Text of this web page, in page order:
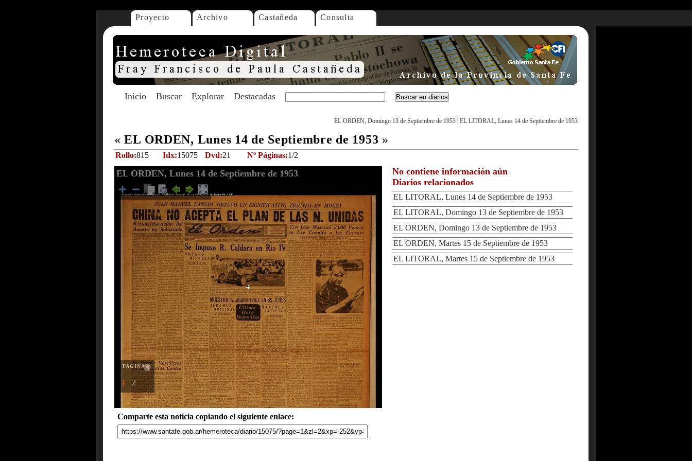
Proyecto Archivo Castañeda Consulta
Inicio Buscar Explorar Destacadas
EL ORDEN, Domingo 13 de Septiembre de 1953 EL LITORAL, Lunes 14 de Septiembre de 1953
« EL ORDEN, Lunes 14 de Septiembre de 1953 »
Rollo:815 Idx:15075 Dvd:21 Nº Páginas:1/2
EL ORDEN, Lunes 14 de Septiembre de 1953
PAGINAS
1 2
Comparte esta noticia copiando el siguiente enlace:
No contiene información aún
Diarios relacionados
EL LITORAL, Lunes 14 de Septiembre de 1953
EL LITORAL, Domingo 13 de Septiembre de 1953
EL ORDEN, Domingo 13 de Septiembre de 1953
EL ORDEN, Martes 15 de Septiembre de 1953
EL LITORAL, Martes 15 de Septiembre de 1953